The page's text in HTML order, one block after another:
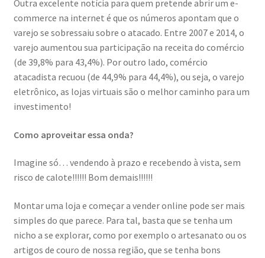
Outra excelente notícia para quem pretende abrir um e-
commerce na internet é que os números apontam que o
varejo se sobressaiu sobre o atacado. Entre 2007 e 2014, o
varejo aumentou sua participação na receita do comércio
(de 39,8% para 43,4%). Por outro lado, comércio
atacadista recuou (de 44,9% para 44,4%), ou seja, o varejo
eletrônico, as lojas virtuais são o melhor caminho para um
investimento!
Como aproveitar essa onda?
Imagine só… vendendo à prazo e recebendo à vista, sem
risco de calote!!!!!! Bom demais!!!!!!
Montar uma loja e começar a vender online pode ser mais
simples do que parece. Para tal, basta que se tenha um
nicho a se explorar, como por exemplo o artesanato ou os
artigos de couro de nossa região, que se tenha bons